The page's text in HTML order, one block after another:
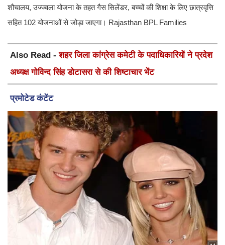
शौचालय, उज्ज्वला योजना के तहत गैस सिलेंडर, बच्चों की शिक्षा के लिए छात्रवृत्ति
सहित 102 योजनाओं से जोड़ा जाएगा। Rajasthan BPL Families
Also Read -शहर जिला कांग्रेस कमेटी के पदाधिकारियों ने प्रदेश
अध्यक्ष गोविन्द सिंह डोटासरा से की शिष्टाचार भेंट